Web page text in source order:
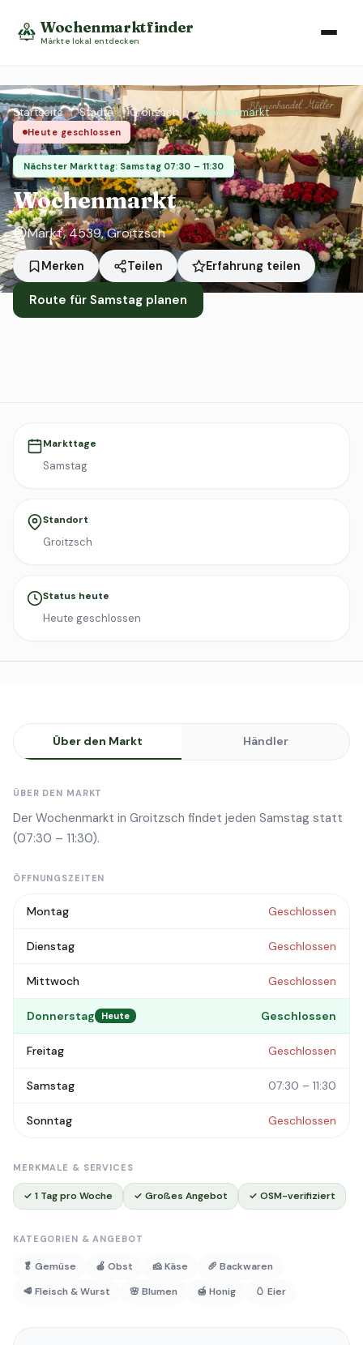
Wochenmarktfinder
Märkte lokal entdecken
Startseite › Städte › Groitzsch › Wochenmarkt
Heute geschlossen
Nächster Markttag: Samstag 07:30 – 11:30
Wochenmarkt
Markt, 4539, Groitzsch
Merken Teilen Erfahrung teilen
Route für Samstag planen
Markttage
Samstag
Standort
Groitzsch
Status heute
Heute geschlossen
Über den Markt Händler
ÜBER DEN MARKT
Der Wochenmarkt in Groitzsch findet jeden Samstag statt
(07:30 – 11:30).
ÖFFNUNGSZEITEN
Montag Geschlossen
Dienstag Geschlossen
Mittwoch Geschlossen
Donnerstag Heute Geschlossen
Freitag Geschlossen
Samstag 07:30 – 11:30
Sonntag Geschlossen
MERKMALE & SERVICES
✓ 1 Tag pro Woche ✓ Großes Angebot ✓ OSM-verifiziert
KATEGORIEN & ANGEBOT
🥬 Gemüse 🍎 Obst 🧀 Käse
🥖 Backwaren
🥩 Fleisch & Wurst
🌸 Blumen 🍯 Honig 🥚 Eier